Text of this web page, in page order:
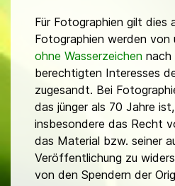
Für Fotographien gilt dies
Fotographien werden von
ohne Wasserzeichen nach
berechtigten Interesses
zugesandt. Bei
das jünger als 70 Jahre
insbesondere das Recht
das Material bzw. seiner
Veröffentlichung zu
von den Spendern der